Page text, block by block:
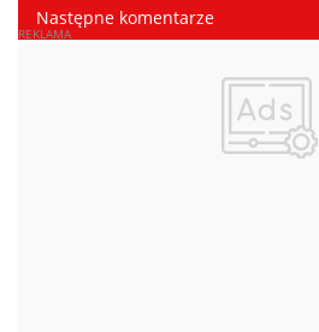
Następne komentarze